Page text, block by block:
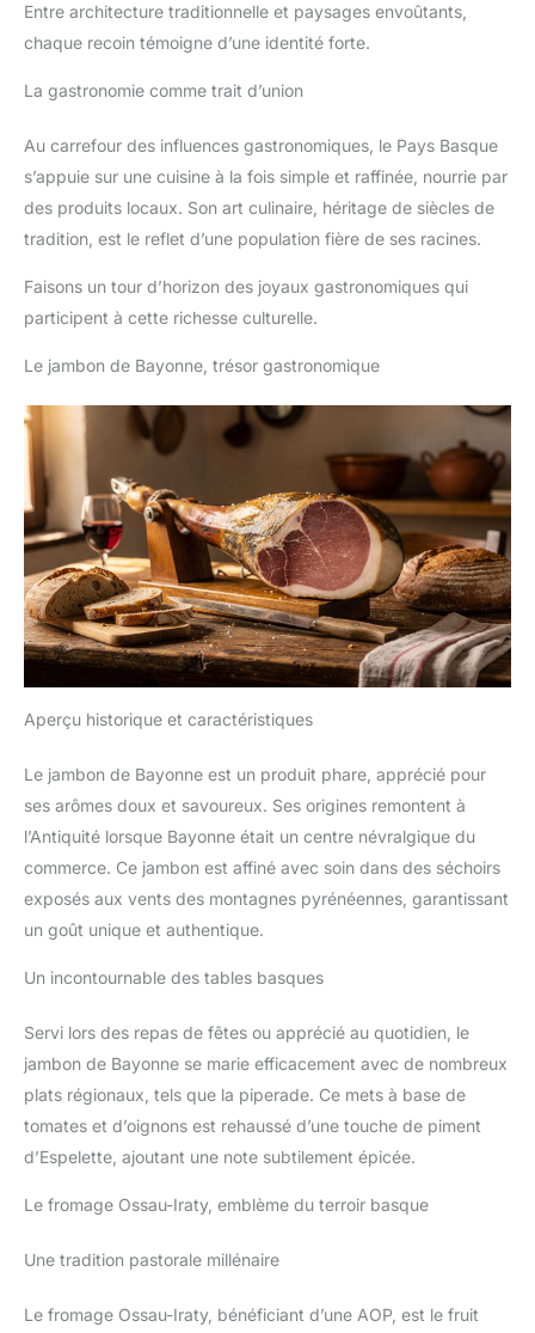
Entre architecture traditionnelle et paysages envoûtants,
chaque recoin témoigne d’une identité forte.
La gastronomie comme trait d’union
Au carrefour des influences gastronomiques, le Pays Basque
s’appuie sur une cuisine à la fois simple et raffinée, nourrie par
des produits locaux. Son art culinaire, héritage de siècles de
tradition, est le reflet d’une population fière de ses racines.
Faisons un tour d’horizon des joyaux gastronomiques qui
participent à cette richesse culturelle.
Le jambon de Bayonne, trésor gastronomique
Aperçu historique et caractéristiques
Le jambon de Bayonne est un produit phare, apprécié pour
ses arômes doux et savoureux. Ses origines remontent à
l’Antiquité lorsque Bayonne était un centre névralgique du
commerce. Ce jambon est affiné avec soin dans des séchoirs
exposés aux vents des montagnes pyrénéennes, garantissant
un goût unique et authentique.
Un incontournable des tables basques
Servi lors des repas de fêtes ou apprécié au quotidien, le
jambon de Bayonne se marie efficacement avec de nombreux
plats régionaux, tels que la piperade. Ce mets à base de
tomates et d’oignons est rehaussé d’une touche de piment
d’Espelette, ajoutant une note subtilement épicée.
Le fromage Ossau-Iraty, emblème du terroir basque
Une tradition pastorale millénaire
Le fromage Ossau-Iraty, bénéficiant d’une AOP, est le fruit